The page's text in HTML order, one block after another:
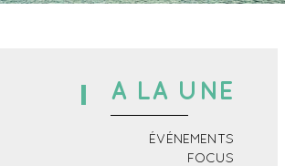
A LA UNE
ÉVÉNEMENTS
FOCUS